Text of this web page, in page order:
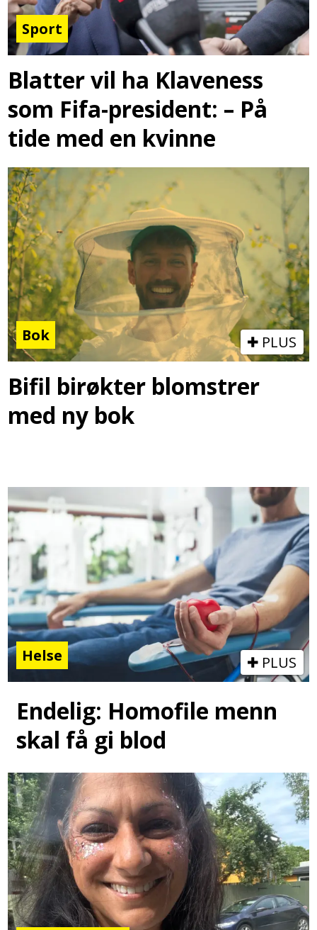
Sport
Blatter vil ha Klaveness
som Fifa-president: – På
tide med en kvinne
Bok PLUS
Bifil birøkter blomstrer
med ny bok
Helse PLUS
Endelig: Homofile menn
skal få gi blod